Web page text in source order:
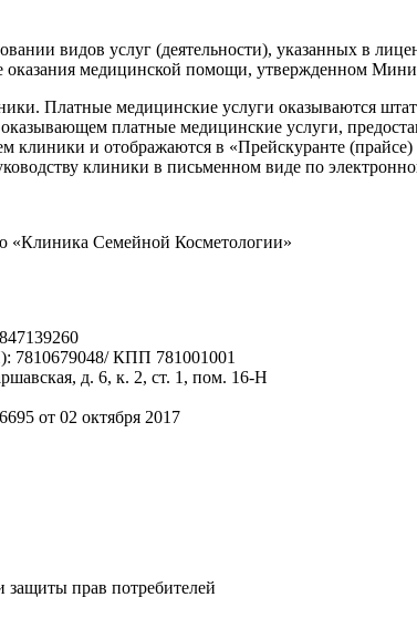
видов услуг (деятельности), указанных в
оказания медицинской помощи, утвержденном
Платные медицинские услуги оказываются
платные медицинские услуги,
клиники и отображаются в «Прейскуранте
клиники в письменном виде по
«Клиника Семейной Косметологии»
7810679048/ КПП 781001001
д. 6, к. 2, ст. 1, пом. 16-Н
от 02 октября 2017
прав потребителей